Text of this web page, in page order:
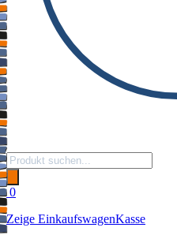
Products
search
0
Zeige EinkaufswagenKasse